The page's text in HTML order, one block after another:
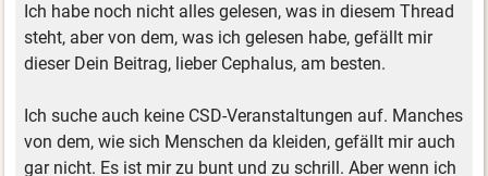
Ich habe noch nicht alles gelesen, was in diesem Thread
steht, aber von dem, was ich gelesen habe, gefällt mir
dieser Dein Beitrag, lieber Cephalus, am besten.
Ich suche auch keine CSD-Veranstaltungen auf. Manches
von dem, wie sich Menschen da kleiden, gefällt mir auch
gar nicht. Es ist mir zu bunt und zu schrill. Aber wenn ich